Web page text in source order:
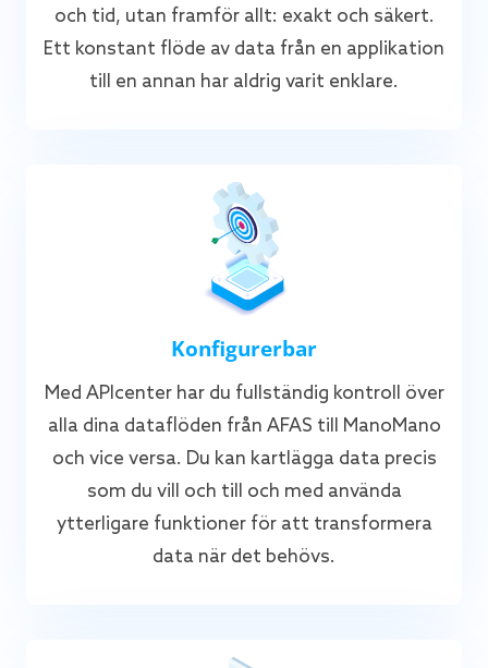
och tid, utan framför allt: exakt och säkert.
Ett konstant flöde av data från en applikation
till en annan har aldrig varit enklare.
Konfigurerbar
Med APIcenter har du fullständig kontroll över
alla dina dataflöden från AFAS till ManoMano
och vice versa. Du kan kartlägga data precis
som du vill och till och med använda
ytterligare funktioner för att transformera
data när det behövs.